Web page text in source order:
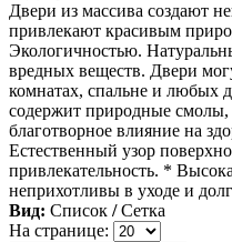
Двери из массива создают
привлекают красивым
Экологичностью.
вредных веществ. Двери
комнатах, спальне и любых
содержит природные смолы,
благотворное влияние на
Естественный узор
привлекательность. *
неприхотливы в уходе и
Вид: Список / Сетка
На странице: